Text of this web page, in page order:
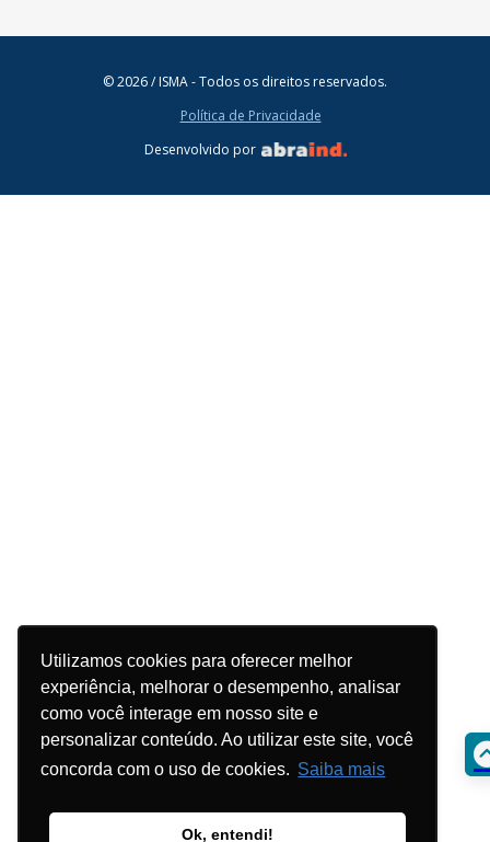
Utilizamos cookies para oferecer melhor
experiência, melhorar o desempenho, analisar
como você interage em nosso site e
personalizar conteúdo. Ao utilizar este site, você
concorda com o uso de cookies. Saiba mais
Ok, entendi!
© 2026 / ISMA - Todos os direitos reservados.
Política de Privacidade
Desenvolvido por